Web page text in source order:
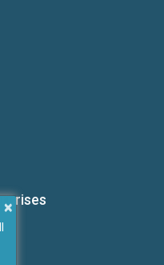
sustainability at
chain
×